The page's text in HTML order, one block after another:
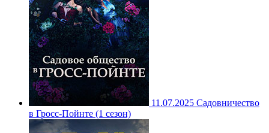
11.07.2025 Садовничество
в Гросс-Пойнте (1 сезон)